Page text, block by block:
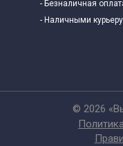
- Безналичная
- Наличными курьеру
© 2026